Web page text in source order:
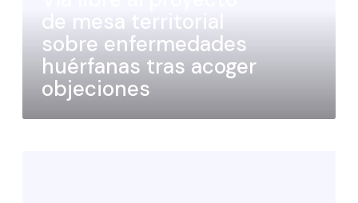
de mesa territorial
sobre enfermedades
huérfanas tras acoger
objeciones